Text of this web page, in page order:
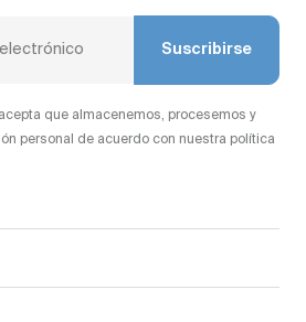
Suscribirse
que almacenemos, procesemos y
personal de acuerdo con nuestra política